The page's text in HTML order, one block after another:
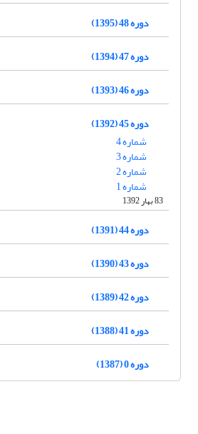
دوره 48 (1395)
دوره 47 (1394)
دوره 46 (1393)
دوره 45 (1392)
شماره 4
شماره 3
شماره 2
شماره 1
83 بهار 1392
دوره 44 (1391)
دوره 43 (1390)
دوره 42 (1389)
دوره 41 (1388)
دوره 0 (1387)